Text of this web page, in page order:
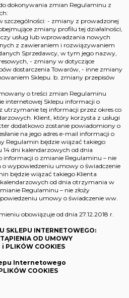
dokonywania zmian Regulaminu z
- zmiany z prowadzonej
zmiany profilu tej działalności,
usług lub wprowadzania nowych
z zawieraniem i rozwiązywaniem
Sprzedawcy, w tym jego nazwy,
- zmiany w dotyczące
dostarczenia Towarów, - inne zmiany
Sklepu. b. zmiany przepisów
o treści zmian Regulaminu
internetowej Sklepu informacji o
utrzymanie tej informacji przez okres co
Klient, który korzysta z usługi
dodatkowo zostanie powiadomiony o
na jego adres e-mail informacji o
Regulamin będzie wiązać takiego
14 dni kalendarzowych od dnia
o zmianie Regulaminu – nie
o wypowiedzeniu umowy o świadczenie
będzie wiązać takiego Klienta
kalendarzowych od dnia otrzymania w
Regulaminu – nie złoży
umowy o świadczenie ww.
obowiązuje od dnia 27.12.2018 r.
SKLEPU INTERNETOWEGO:
OD UMOWY
PLIKÓW COOKIES
Internetowego
COOKIES